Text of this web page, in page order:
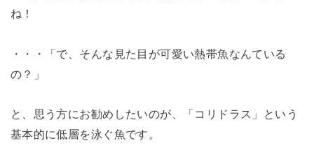
ね！
・・・「で、そんな見た目が可愛い熱帯魚なんている
の？」
と、思う方にお勧めしたいのが、「コリドラス」という
基本的に低層を泳ぐ魚です。